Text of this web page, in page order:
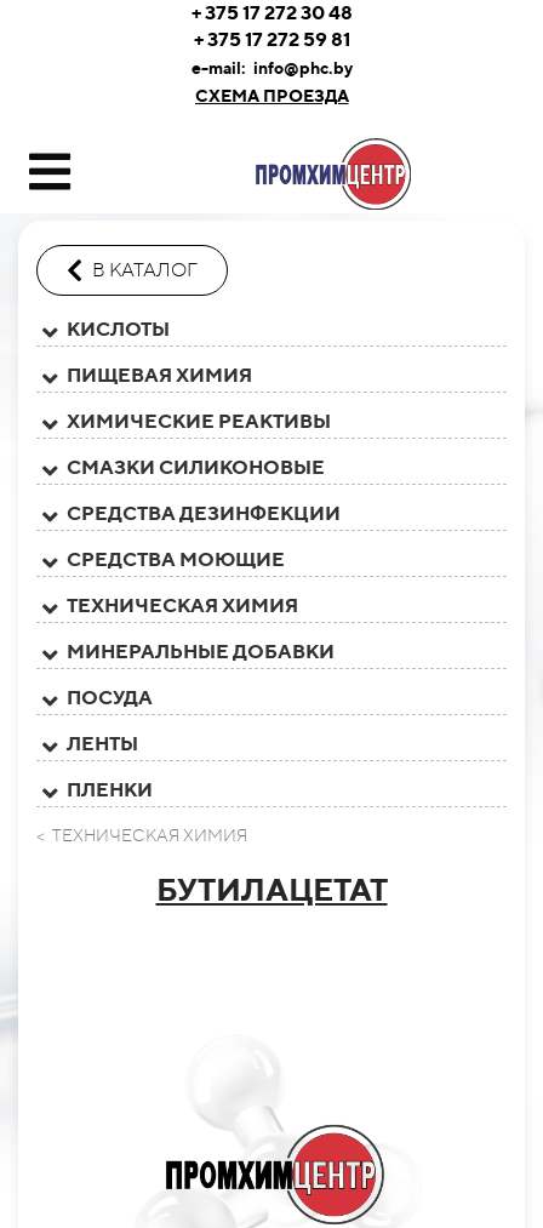
+ 375 17 272 30 48
+ 375 17 272 59 81
e-mail: info@phc.by
СХЕМА ПРОЕЗДА
В КАТАЛОГ
КИСЛОТЫ
ПИЩЕВАЯ ХИМИЯ
ХИМИЧЕСКИЕ РЕАКТИВЫ
СМАЗКИ СИЛИКОНОВЫЕ
СРЕДСТВА ДЕЗИНФЕКЦИИ
СРЕДСТВА МОЮЩИЕ
ТЕХНИЧЕСКАЯ ХИМИЯ
МИНЕРАЛЬНЫЕ ДОБАВКИ
ПОСУДА
ЛЕНТЫ
ПЛЕНКИ
< ТЕХНИЧЕСКАЯ ХИМИЯ
БУТИЛАЦЕТАТ